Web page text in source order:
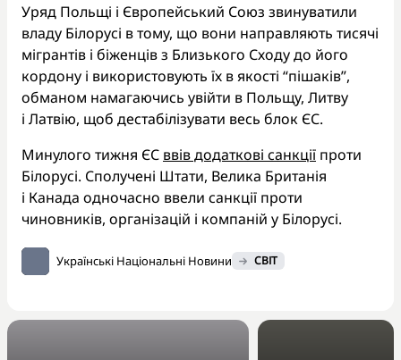
Уряд Польщі і Європейський Союз звинуватили
владу Білорусі в тому, що вони направляють тисячі
мігрантів і біженців з Близького Сходу до його
кордону і використовують їх в якості “пішаків”,
обманом намагаючись увійти в Польщу, Литву
і Латвію, щоб дестабілізувати весь блок ЄС.
Минулого тижня ЄС ввів додаткові санкції проти
Білорусі. Сполучені Штати, Велика Британія
і Канада одночасно ввели санкції проти
чиновників, організацій і компаній у Білорусі.
Українські Національні Новини СВІТ